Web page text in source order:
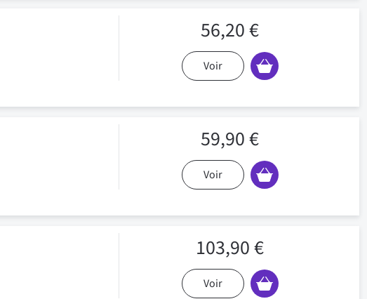
56,20 €
Voir
59,90 €
Voir
103,90 €
Voir